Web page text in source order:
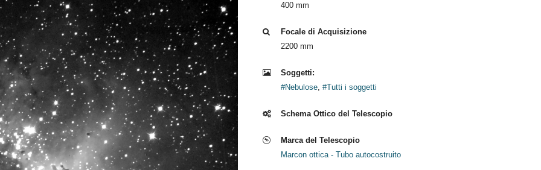
400 mm
Focale di Acquisizione
2200 mm
Soggetti:
#Nebulose, #Tutti i soggetti
Schema Ottico del Telescopio
Marca del Telescopio
Marcon ottica - Tubo autocostruito